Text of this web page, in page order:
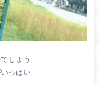
しょう
っぱい